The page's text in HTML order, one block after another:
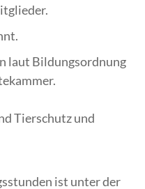
laut Bildungsordnung
Tierschutz und
ist unter der